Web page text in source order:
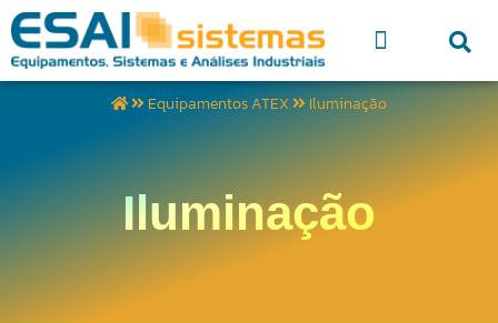
Equipamentos ATEX Iluminação
Iluminação